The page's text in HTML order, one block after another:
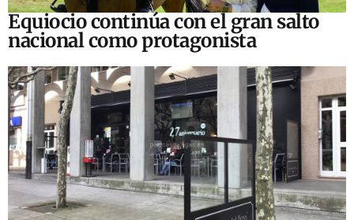
Equiocio continúa con el gran salto
nacional como protagonista